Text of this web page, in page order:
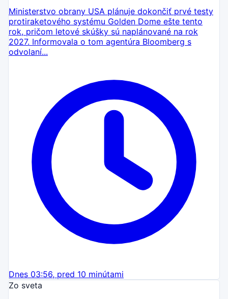
Ministerstvo obrany USA plánuje dokončiť prvé testy
protiraketového systému Golden Dome ešte tento
rok, pričom letové skúšky sú naplánované na rok
2027. Informovala o tom agentúra Bloomberg s
odvolaní...
Dnes 03:56, pred 10 minútami
Zo sveta